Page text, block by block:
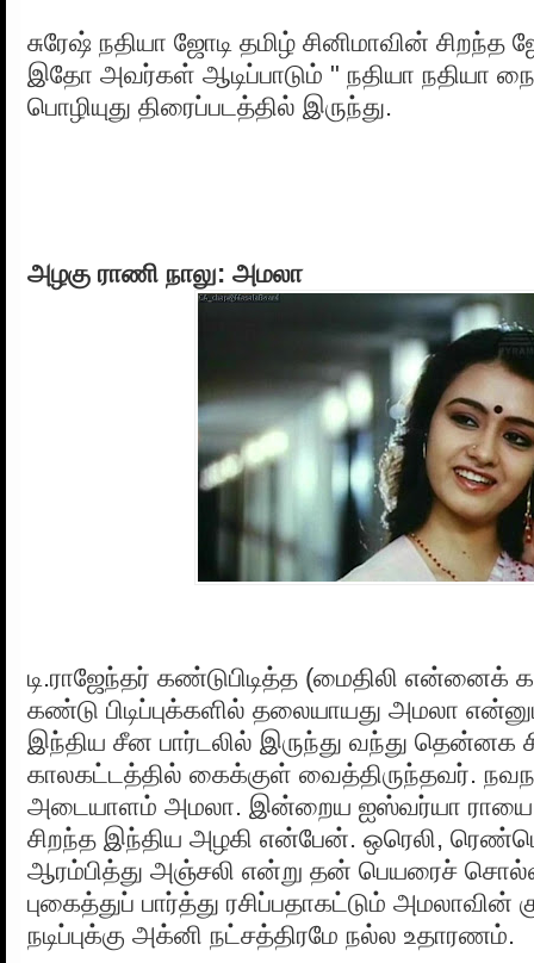
சுரேஷ் நதியா ஜோடி தமிழ் சினிமாவின் சிறந்த
இதோ அவர்கள் ஆடிப்பாடும் " நதியா நதியா
பொழியுது திரைப்படத்தில் இருந்து.
அழகு ராணி நாலு: அமலா
டி.ராஜேந்தர் கண்டுபிடித்த (மைதிலி என்னைக்
கண்டு பிடிப்புக்களில் தலையாயது அமலா
இந்திய சீன பார்டலில் இருந்து வந்து தென்னக
காலகட்டத்தில் கைக்குள் வைத்திருந்தவர்.
அடையாளம் அமலா. இன்றைய ஐஸ்வர்யா ராயை
சிறந்த இந்திய அழகி என்பேன். ஒரெலி,
ஆரம்பித்து அஞ்சலி என்று தன் பெயரைச்
புகைத்துப் பார்த்து ரசிப்பதாகட்டும் அமலாவின்
நடிப்புக்கு அக்னி நட்சத்திரமே நல்ல உதாரணம்.